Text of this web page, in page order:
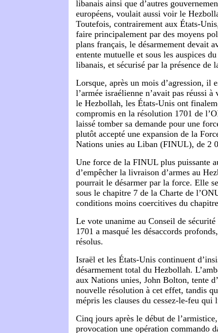
libanais ainsi que d’autres
européens, voulait aussi voir le
Toutefois, contrairement aux États-
faire principalement par des moyens
plans français, le désarmement devait
entente mutuelle et sous les auspices
libanais, et sécurisé par la présence de
Lorsque, après un mois d’agression, il
l’armée israélienne n’avait pas réussi
le Hezbollah, les États-Unis ont
compromis en la résolution 1701 de
laissé tomber sa demande pour une
plutôt accepté une expansion de la
Nations unies au Liban (FINUL), de 2
Une force de la FINUL plus puissante
d’empêcher la livraison d’armes au
pourrait le désarmer par la force. Elle
sous le chapitre 7 de la Charte de
conditions moins coercitives du
Le vote unanime au Conseil de
1701 a masqué les désaccords
résolus.
Israël et les États-Unis continuent
désarmement total du Hezbollah.
aux Nations unies, John Bolton, tente
nouvelle résolution à cet effet, tandis
mépris les clauses du cessez-le-feu
Cinq jours après le début de
provocation une opération commando